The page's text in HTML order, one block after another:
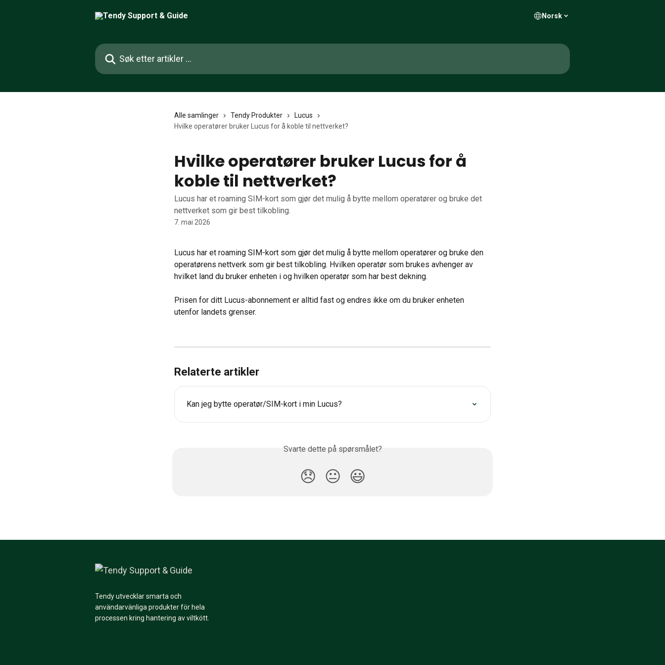
Norsk
Søk etter artikler ...
Alle samlinger Tendy Produkter
Lucus
Hvilke operatører bruker Lucus for å koble til nettverket?
Hvilke operatører bruker Lucus for å
koble til nettverket?
Lucus har et roaming SIM-kort som gjør det mulig å bytte mellom operatører og bruke det
nettverket som gir best tilkobling.
7. mai 2026
Lucus har et roaming SIM-kort som gjør det mulig å bytte mellom operatører og bruke den
operatørens nettverk som gir best tilkobling. Hvilken operatør som brukes avhenger av
hvilket land du bruker enheten i og hvilken operatør som har best dekning.
Prisen for ditt Lucus-abonnement er alltid fast og endres ikke om du bruker enheten
utenfor landets grenser.
Relaterte artikler
Kan jeg bytte operatør/SIM-kort i min Lucus?
Svarte dette på spørsmålet?
😞 😐 😃
Tendy utvecklar smarta och
användarvänliga produkter för hela
processen kring hantering av viltkött.